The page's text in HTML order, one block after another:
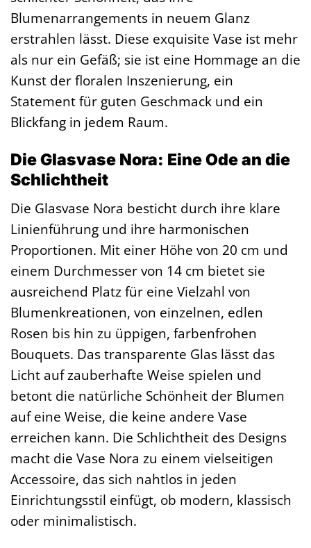
Blumenarrangements in neuem Glanz
erstrahlen lässt. Diese exquisite Vase ist mehr
als nur ein Gefäß; sie ist eine Hommage an die
Kunst der floralen Inszenierung, ein
Statement für guten Geschmack und ein
Blickfang in jedem Raum.
Die Glasvase Nora: Eine Ode an die
Schlichtheit
Die Glasvase Nora besticht durch ihre klare
Linienführung und ihre harmonischen
Proportionen. Mit einer Höhe von 20 cm und
einem Durchmesser von 14 cm bietet sie
ausreichend Platz für eine Vielzahl von
Blumenkreationen, von einzelnen, edlen
Rosen bis hin zu üppigen, farbenfrohen
Bouquets. Das transparente Glas lässt das
Licht auf zauberhafte Weise spielen und
betont die natürliche Schönheit der Blumen
auf eine Weise, die keine andere Vase
erreichen kann. Die Schlichtheit des Designs
macht die Vase Nora zu einem vielseitigen
Accessoire, das sich nahtlos in jeden
Einrichtungsstil einfügt, ob modern, klassisch
oder minimalistisch.